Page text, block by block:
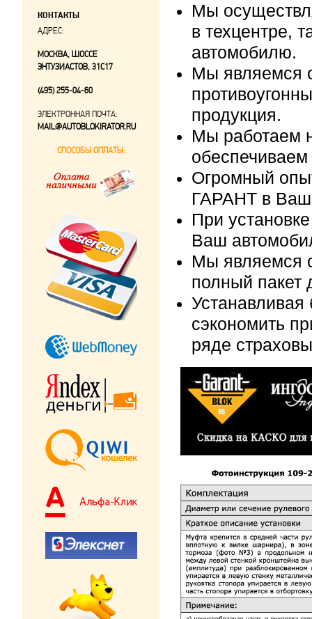
Мы
в техцентре,
автомобилю.
Мы являемся
продукция.
Мы работаем
Огромный
ГАРАНТ в
При
Ваш
Мы являемся
полный пакет
сэкономить
ряде
КОНТАКТЫ
АДРЕС:
МОСКВА, ШОССЕ
ЭНТУЗИАСТОВ, 31С17
(495) 255-04-60
ЭЛЕКТРОННАЯ ПОЧТА:
MAIL@AUTOBLOKIRATOR.RU
СПОСОБЫ ОПЛАТЫ: